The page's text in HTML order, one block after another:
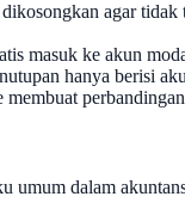
agar tidak
masuk ke akun
hanya berisi
umum dalam